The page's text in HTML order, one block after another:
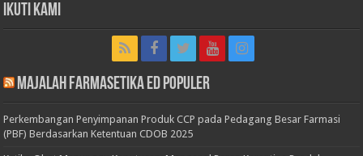
Ikuti Kami
Majalah Farmasetika Ed Populer
Perkembangan Penyimpanan Produk CCP pada Pedagang Besar Farmasi
(PBF) Berdasarkan Ketentuan CDOB 2025